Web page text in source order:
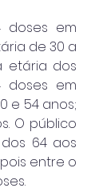
doses em
de 30 a
etária dos
doses em
e 54 anos;
O público
64 aos
entre o